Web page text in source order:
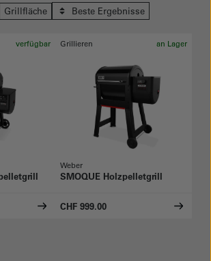
Grillfläche Beste Ergebnisse
verfügbar Grillieren an Lager
Weber
SMOQUE Holzpelletgrill
CHF 999.00